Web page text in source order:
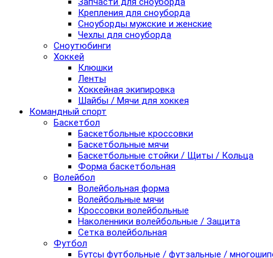
Крепления для сноуборда
Сноуборды мужские и женские
Чехлы для сноуборда
Сноутюбинги
Хоккей
Клюшки
Ленты
Хоккейная экипировка
Шайбы / Мячи для хоккея
Командный спорт
Баскетбол
Баскетбольные кроссовки
Баскетбольные мячи
Баскетбольные стойки / Щиты / Кольца
Форма баскетбольная
Волейбол
Волейбольная форма
Волейбольные мячи
Кроссовки волейбольные
Наколенники волейбольные / Защита
Сетка волейбольная
Футбол
Бутсы футбольные / футзальные /